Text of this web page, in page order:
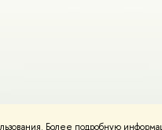
Более подробную
материалов Политика